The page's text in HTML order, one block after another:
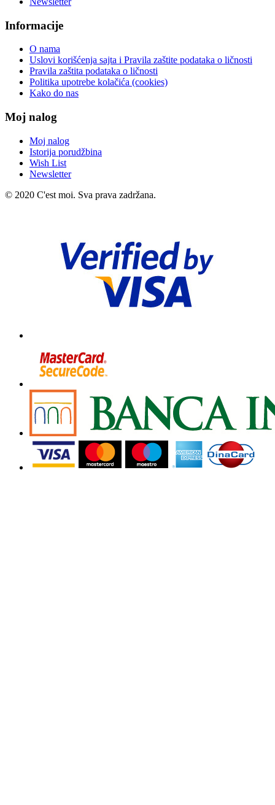
Informacije
O nama
Uslovi korišćenja sajta i Pravila zaštite podataka o ličnosti
Pravila zaštita podataka o ličnosti
Politika upotrebe kolačića (cookies)
Kako do nas
Moj nalog
Moj nalog
Istorija porudžbina
Wish List
Newsletter
© 2020 C'est moi. Sva prava zadržana.